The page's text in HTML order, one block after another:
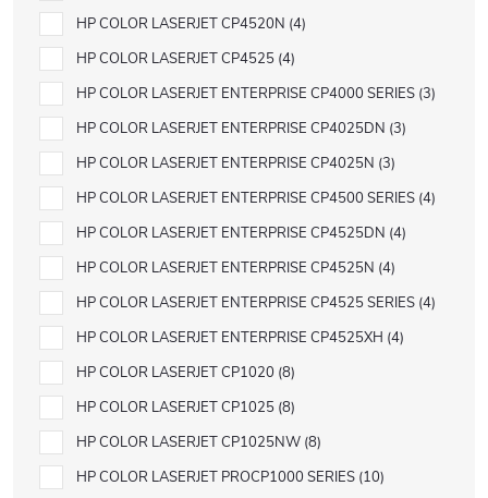
HP COLOR LASERJET CP4520N 4
HP COLOR LASERJET CP4525 4
HP COLOR LASERJET ENTERPRISE CP4000 SERIES 3
HP COLOR LASERJET ENTERPRISE CP4025DN 3
HP COLOR LASERJET ENTERPRISE CP4025N 3
HP COLOR LASERJET ENTERPRISE CP4500 SERIES 4
HP COLOR LASERJET ENTERPRISE CP4525DN 4
HP COLOR LASERJET ENTERPRISE CP4525N 4
HP COLOR LASERJET ENTERPRISE CP4525 SERIES 4
HP COLOR LASERJET ENTERPRISE CP4525XH 4
HP COLOR LASERJET CP1020 8
HP COLOR LASERJET CP1025 8
HP COLOR LASERJET CP1025NW 8
HP COLOR LASERJET PROCP1000 SERIES 10